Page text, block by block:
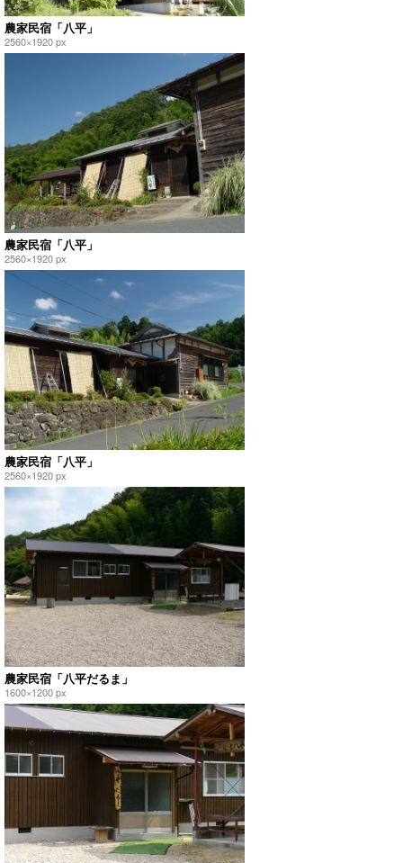
農家民宿「八平」
2560×1920 px
農家民宿「八平」
2560×1920 px
農家民宿「八平」
2560×1920 px
農家民宿「八平だるま」
1600×1200 px